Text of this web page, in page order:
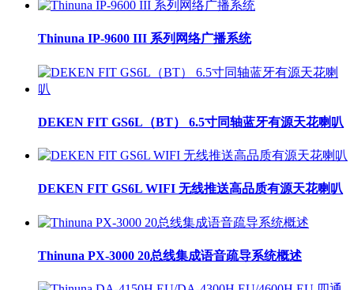
Thinuna IP-9600 III 系列网络广播系统
DEKEN FIT GS6L（BT） 6.5寸同轴蓝牙有源天花喇叭
DEKEN FIT GS6L WIFI 无线推送高品质有源天花喇叭
Thinuna PX-3000 20总线集成语音疏导系统概述